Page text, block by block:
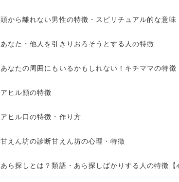
頭から離れない男性の特徴・スピリチュアル的な意味
あなた・他人を引きりおろそうとする人の特徴
あなたの周囲にもいるかもしれない！キチママの特徴
アヒル顔の特徴
アヒル口の特徴・作り方
甘えん坊の診断甘えん坊の心理・特徴
あら探しとは？類語・あら探しばかりする人の特徴【